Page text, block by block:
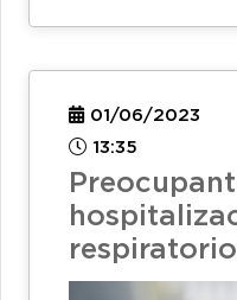
01/06/2023
13:35